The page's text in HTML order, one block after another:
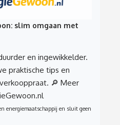
slim omgaan met
en ingewikkelder.
praktische tips en
🔎 Meer
energiemaatschappij en sluit geen